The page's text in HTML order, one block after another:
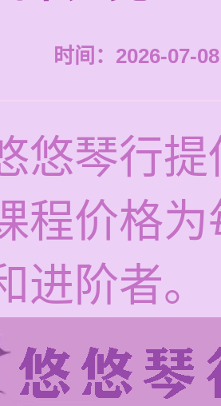
时间：2026-07-
悠琴行
程价格
进阶者。